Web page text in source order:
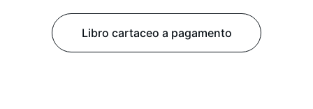
Libro cartaceo a pagamento